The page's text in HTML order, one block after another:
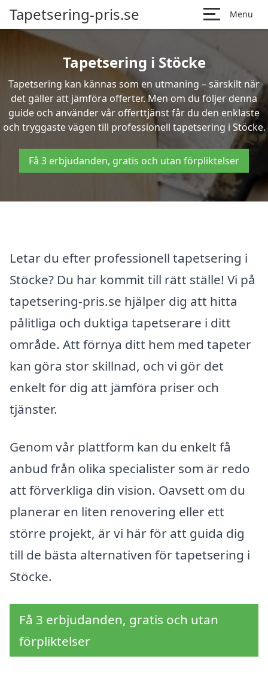
Tapetsering-pris.se Menu
Tapetsering i Stöcke
Tapetsering kan kännas som en utmaning – särskilt när
det gäller att jämföra offerter. Men om du följer denna
guide och använder vår offerttjänst får du den enklaste
och tryggaste vägen till professionell tapetsering i Stöcke.
Få 3 erbjudanden, gratis och utan förpliktelser
Letar du efter professionell tapetsering i
Stöcke? Du har kommit till rätt ställe! Vi på
tapetsering-pris.se hjälper dig att hitta
pålitliga och duktiga tapetserare i ditt
område. Att förnya ditt hem med tapeter
kan göra stor skillnad, och vi gör det
enkelt för dig att jämföra priser och
tjänster.
Genom vår plattform kan du enkelt få
anbud från olika specialister som är redo
att förverkliga din vision. Oavsett om du
planerar en liten renovering eller ett
större projekt, är vi här för att guida dig
till de bästa alternativen för tapetsering i
Stöcke.
Få 3 erbjudanden, gratis och utan
förpliktelser